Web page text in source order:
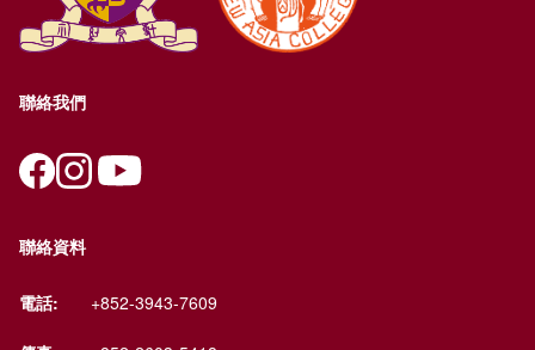
聯絡我們
聯絡資料
電話: +852-3943-7609